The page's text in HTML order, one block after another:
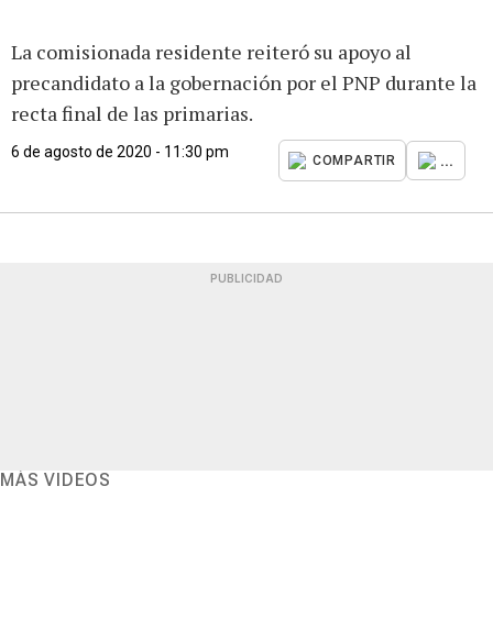
La comisionada residente reiteró su apoyo al
precandidato a la gobernación por el PNP durante la
recta final de las primarias.
6 de agosto de 2020 - 11:30 pm
COMPARTIR ...
PUBLICIDAD
MÁS VIDEOS